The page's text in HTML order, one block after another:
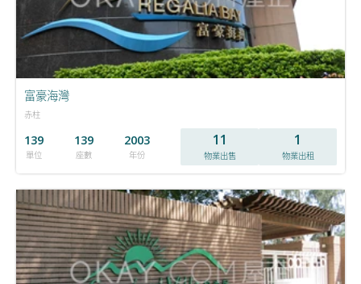
富豪海灣
赤柱
139
單位
139
座數
2003
年份
11
物業出售
1
物業出租